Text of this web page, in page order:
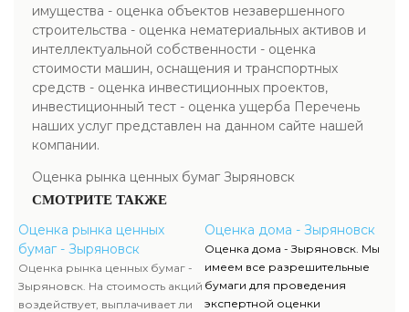
имущества - оценка объектов незавершенного
строительства - оценка нематериальных активов и
интеллектуальной собственности - оценка
стоимости машин, оснащения и транспортных
средств - оценка инвестиционных проектов,
инвестиционный тест - оценка ущерба Перечень
наших услуг представлен на данном сайте нашей
компании.
Оценка рынка ценных бумаг Зыряновск
СМОТРИТЕ ТАКЖЕ
Оценка рынка ценных
бумаг - Зыряновск
Оценка рынка ценных бумаг -
Зыряновск. На стоимость акций
воздействует, выплачивает ли
Оценка дома - Зыряновск
Оценка дома - Зыряновск. Мы
имеем все разрешительные
бумаги для проведения
экспертной оценки